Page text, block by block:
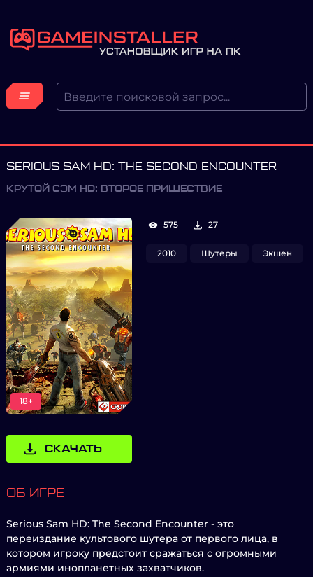
SERIOUS SAM HD: THE SECOND ENCOUNTER
КРУТОЙ СЭМ HD: ВТОРОЕ ПРИШЕСТВИЕ
18+
СКАЧАТЬ
575 27
2010 Шутеры Экшен
ОБ ИГРЕ
Serious Sam HD: The Second Encounter - это
переиздание культового шутера от первого лица, в
котором игроку предстоит сражаться с огромными
армиями инопланетных захватчиков.